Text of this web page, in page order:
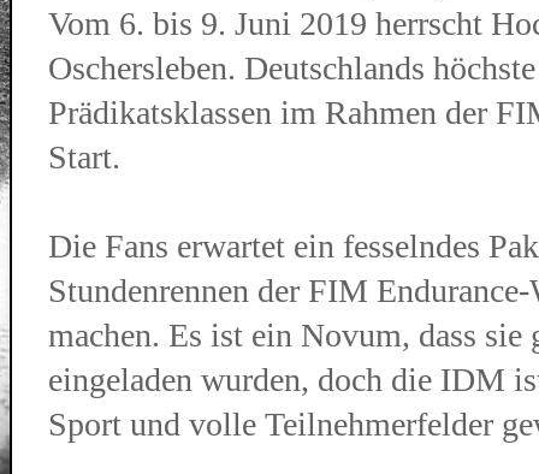
Vom 6. bis 9. Juni 2019 herrscht
Oschersleben. Deutschlands
Prädikatsklassen im Rahmen der
Start.
Die Fans erwartet ein fesselndes
Stundenrennen der FIM
machen. Es ist ein Novum, dass
eingeladen wurden, doch die IDM
Sport und volle Teilnehmerfelder